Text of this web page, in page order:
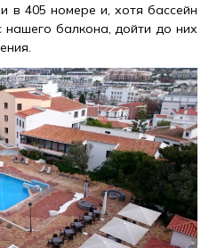
в 405 номере и, хотя бассейн
балкона, дойти до них